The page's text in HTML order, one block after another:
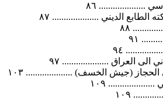
٨٦
الديني .................... ٨٧
٩٤
.................... ٩٧
(جيش الخسف) .................... ١٠٣
١٠٩